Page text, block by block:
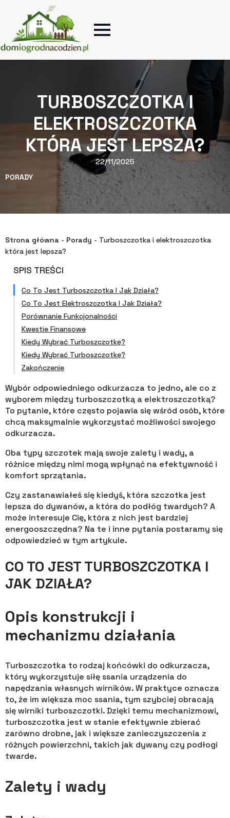
TURBOSZCZOTKA I
ELEKTROSZCZOTKA
KTÓRA JEST LEPSZA?
22/11/2025
PORADY
Strona główna - Porady - Turboszczotka i elektroszczotka
która jest lepsza?
SPIS TREŚCI
Co To Jest Turboszczotka I Jak Działa?
Co To Jest Elektroszczotka I Jak Działa?
Porównanie Funkcjonalności
Kwestie Finansowe
Kiedy Wybrać Turboszczotkę?
Kiedy Wybrać Turboszczotkę?
Zakończenie
Wybór odpowiedniego odkurzacza to jedno, ale co z
wyborem między turboszczotką a elektroszczotką?
To pytanie, które często pojawia się wśród osób, które
chcą maksymalnie wykorzystać możliwości swojego
odkurzacza.
Oba typy szczotek mają swoje zalety i wady, a
różnice między nimi mogą wpłynąć na efektywność i
komfort sprzątania.
Czy zastanawiałeś się kiedyś, która szczotka jest
lepsza do dywanów, a która do podłóg twardych? A
może interesuje Cię, która z nich jest bardziej
energooszczędna? Na te i inne pytania postaramy się
odpowiedzieć w tym artykule.
CO TO JEST TURBOSZCZOTKA I
JAK DZIAŁA?
Opis konstrukcji i
mechanizmu działania
Turboszczotka to rodzaj końcówki do odkurzacza,
który wykorzystuje siłę ssania urządzenia do
napędzania własnych wirników. W praktyce oznacza
to, że im większa moc ssania, tym szybciej obracają
się wirniki turboszczotki. Dzięki temu mechanizmowi,
turboszczotka jest w stanie efektywnie zbierać
zarówno drobne, jak i większe zanieczyszczenia z
różnych powierzchni, takich jak dywany czy podłogi
twarde.
Zalety i wady